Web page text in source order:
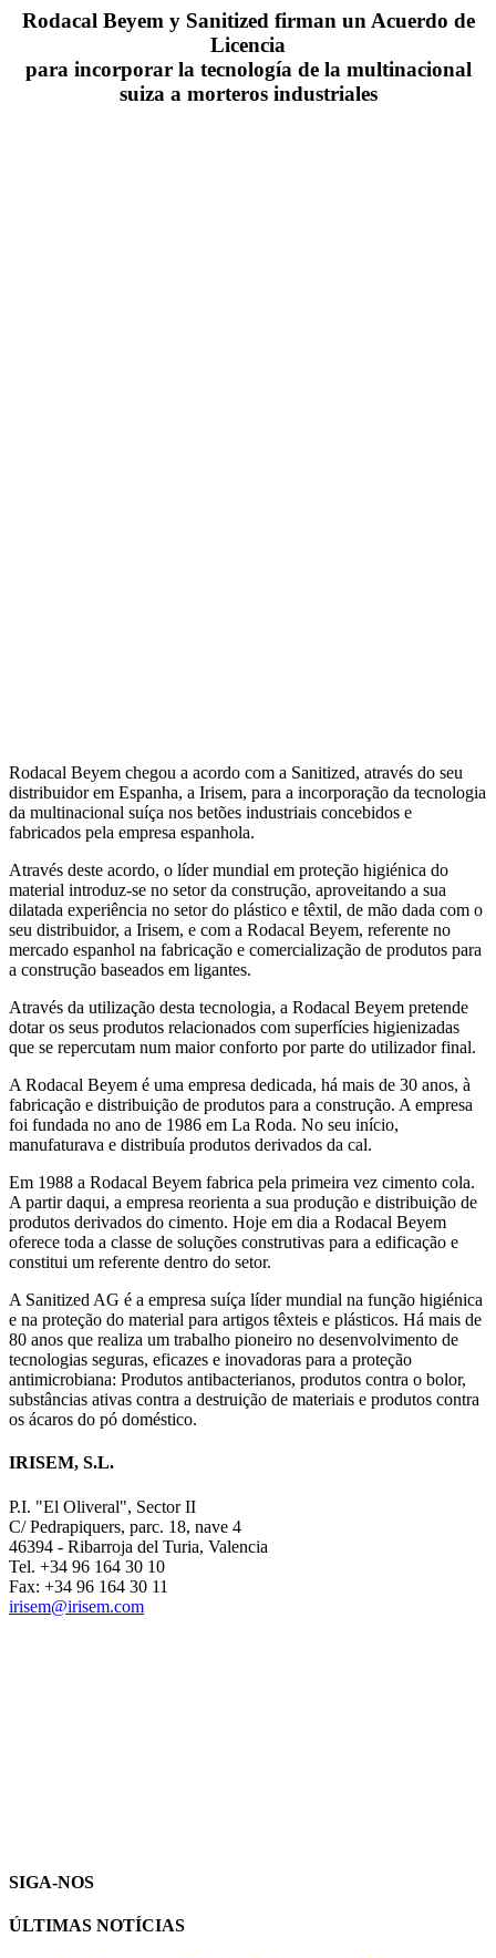
Rodacal Beyem y Sanitized firman un Acuerdo de
Licencia
para incorporar la tecnología de la multinacional
suiza a morteros industriales
Rodacal Beyem chegou a acordo com a Sanitized, através do seu
distribuidor em Espanha, a Irisem, para a incorporação da tecnologia
da multinacional suíça nos betões industriais concebidos e
fabricados pela empresa espanhola.
Através deste acordo, o líder mundial em proteção higiénica do
material introduz-se no setor da construção, aproveitando a sua
dilatada experiência no setor do plástico e têxtil, de mão dada com o
seu distribuidor, a Irisem, e com a Rodacal Beyem, referente no
mercado espanhol na fabricação e comercialização de produtos para
a construção baseados em ligantes.
Através da utilização desta tecnologia, a Rodacal Beyem pretende
dotar os seus produtos relacionados com superfícies higienizadas
que se repercutam num maior conforto por parte do utilizador final.
A Rodacal Beyem é uma empresa dedicada, há mais de 30 anos, à
fabricação e distribuição de produtos para a construção. A empresa
foi fundada no ano de 1986 em La Roda. No seu início,
manufaturava e distribuía produtos derivados da cal.
Em 1988 a Rodacal Beyem fabrica pela primeira vez cimento cola.
A partir daqui, a empresa reorienta a sua produção e distribuição de
produtos derivados do cimento. Hoje em dia a Rodacal Beyem
oferece toda a classe de soluções construtivas para a edificação e
constitui um referente dentro do setor.
A Sanitized AG é a empresa suíça líder mundial na função higiénica
e na proteção do material para artigos têxteis e plásticos. Há mais de
80 anos que realiza um trabalho pioneiro no desenvolvimento de
tecnologias seguras, eficazes e inovadoras para a proteção
antimicrobiana: Produtos antibacterianos, produtos contra o bolor,
substâncias ativas contra a destruição de materiais e produtos contra
os ácaros do pó doméstico.
IRISEM, S.L.
P.I. "El Oliveral", Sector II
C/ Pedrapiquers, parc. 18, nave 4
46394 - Ribarroja del Turia, Valencia
Tel. +34 96 164 30 10
Fax: +34 96 164 30 11
irisem@irisem.com
SIGA-NOS
ÚLTIMAS NOTÍCIAS